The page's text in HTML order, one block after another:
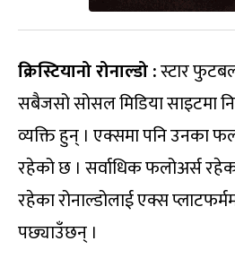
क्रिस्टियानो रोनाल्डो :स्टार
सबैजसो सोसल मिडिया साइटमा
व्यक्ति हुन् । एक्समा पनि उनका
रहेको छ । सर्वाधिक फलोअर्स
रहेका रोनाल्डोलाई एक्स
पछ्याउँछन् ।